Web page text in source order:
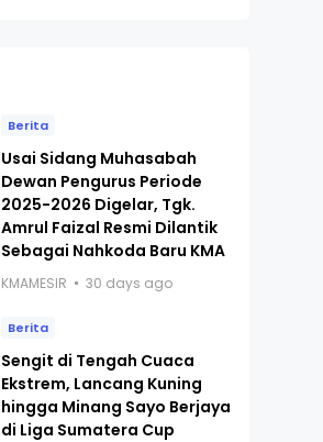
Berita
Usai Sidang Muhasabah
Dewan Pengurus Periode
2025-2026 Digelar, Tgk.
Amrul Faizal Resmi Dilantik
Sebagai Nahkoda Baru KMA
KMAMESIR 30 days ago
Berita
Sengit di Tengah Cuaca
Ekstrem, Lancang Kuning
hingga Minang Sayo Berjaya
di Liga Sumatera Cup